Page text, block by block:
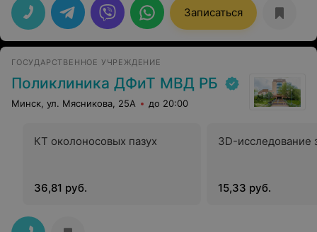
Записаться
ГОСУДАРСТВЕННОЕ УЧРЕЖДЕНИЕ
Поликлиника ДФиТ МВД РБ
Минск, ул. Мясникова, 25А до 20:00
КТ околоносовых пазух
36,81 руб.
3D-исследование
15,33 руб.